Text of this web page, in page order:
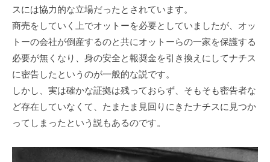
スには協力的な立場だったとされています。
商売をしていく上でオットーを必要としていましたが、オッ
トーの会社が倒産するのと共にオットーらの一家を保護する
必要が無くなり、身の安全と報奨金を引き換えにしてナチス
に密告したというのが一般的な説です。
しかし、実は確かな証拠は残っておらず、そもそも密告者な
ど存在していなくて、たまたま見回りにきたナチスに見つか
ってしまったという説もあるのです。